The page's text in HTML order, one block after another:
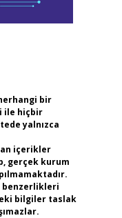
bir
ile hiçbir
yalnızca
içerikler
gerçek kurum
benzerlikleri
bilgiler taslak